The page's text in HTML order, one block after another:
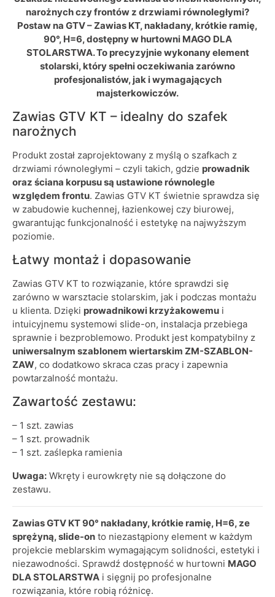
narożnych czy frontów z drzwiami równoległymi?
Postaw na GTV – Zawias KT, nakładany, krótkie ramię,
90°, H=6, dostępny w hurtowni MAGO DLA
STOLARSTWA. To precyzyjnie wykonany element
stolarski, który spełni oczekiwania zarówno
profesjonalistów, jak i wymagających
majsterkowiczów.
Zawias GTV KT – idealny do szafek
narożnych
Produkt został zaprojektowany z myślą o szafkach z
drzwiami równoległymi – czyli takich, gdzie prowadnik
oraz ściana korpusu są ustawione równolegle
względem frontu. Zawias GTV KT świetnie sprawdza się
w zabudowie kuchennej, łazienkowej czy biurowej,
gwarantując funkcjonalność i estetykę na najwyższym
poziomie.
Łatwy montaż i dopasowanie
Zawias GTV KT to rozwiązanie, które sprawdzi się
zarówno w warsztacie stolarskim, jak i podczas montażu
u klienta. Dzięki prowadnikowi krzyżakowemu i
intuicyjnemu systemowi slide-on, instalacja przebiega
sprawnie i bezproblemowo. Produkt jest kompatybilny z
uniwersalnym szablonem wiertarskim ZM-SZABLON-
ZAW, co dodatkowo skraca czas pracy i zapewnia
powtarzalność montażu.
Zawartość zestawu:
– 1 szt. zawias
– 1 szt. prowadnik
– 1 szt. zaślepka ramienia
Uwaga: Wkręty i eurowkręty nie są dołączone do
zestawu.
Zawias GTV KT 90° nakładany, krótkie ramię, H=6, ze
sprężyną, slide-on to niezastąpiony element w każdym
projekcie meblarskim wymagającym solidności, estetyki i
niezawodności. Sprawdź dostępność w hurtowni MAGO
DLA STOLARSTWA i sięgnij po profesjonalne
rozwiązania, które robią różnicę.